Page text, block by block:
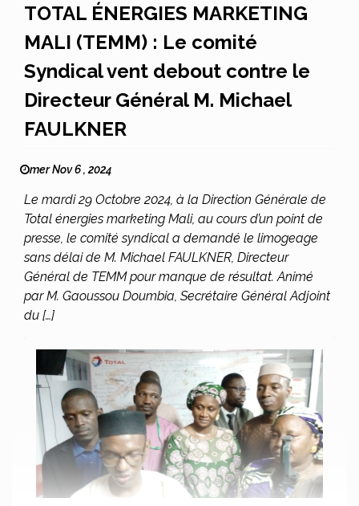
TOTAL ÉNERGIES MARKETING
MALI (TEMM) : Le comité
Syndical vent debout contre le
Directeur Général M. Michael
FAULKNER
mer Nov 6 , 2024
Le mardi 29 Octobre 2024, à la Direction Générale de
Total énergies marketing Mali, au cours d’un point de
presse, le comité syndical a demandé le limogeage
sans délai de M. Michael FAULKNER, Directeur
Général de TEMM pour manque de résultat. Animé
par M. Gaoussou Doumbia, Secrétaire Général Adjoint
du […]